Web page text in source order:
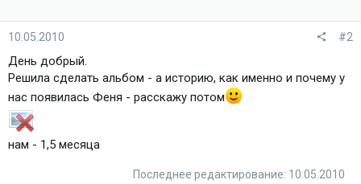
10.05.2010 #2
День добрый.
Решила сделать альбом - а историю, как именно и почему у
нас появилась Феня - расскажу потом
нам - 1,5 месяца
Последнее редактирование: 10.05.2010